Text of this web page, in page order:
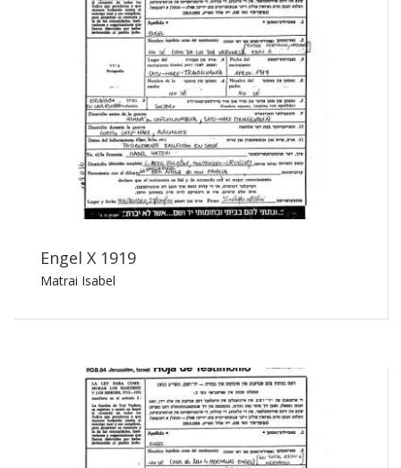
Engel X 1919
Matrai Isabel